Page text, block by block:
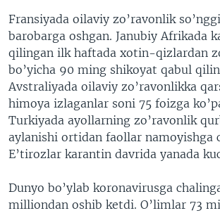
Fransiyada oilaviy zo’ravonlik
barobarga oshgan. Janubiy Afrikada
qilingan ilk haftada xotin-qizlardan
bo’yicha 90 ming shikoyat qabul
Avstraliyada oilaviy zo’ravonlikka
himoya izlaganlar soni 75 foizga
Turkiyada ayollarning zo’ravonlik
aylanishi ortidan faollar namoyishga
E’tirozlar karantin davrida yanada
Dunyo bo’ylab koronavirusga
milliondan oshib ketdi. O’limlar 73